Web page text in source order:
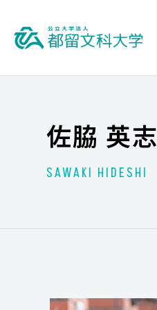
佐脇 英志
SAWAKI HIDESHI